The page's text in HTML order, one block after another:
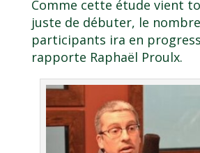
Comme cette étude vient
juste de débuter, le
participants ira en
rapporte Raphaël Proulx.